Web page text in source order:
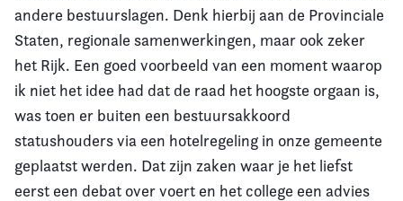
andere bestuurslagen. Denk hierbij aan de Provinciale
Staten, regionale samenwerkingen, maar ook zeker
het Rijk. Een goed voorbeeld van een moment waarop
ik niet het idee had dat de raad het hoogste orgaan is,
was toen er buiten een bestuursakkoord
statushouders via een hotelregeling in onze gemeente
geplaatst werden. Dat zijn zaken waar je het liefst
eerst een debat over voert en het college een advies